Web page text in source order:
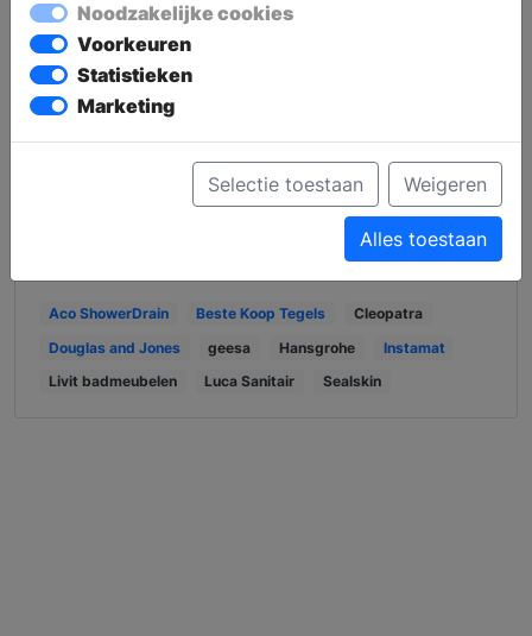
Navigeer met:
Navigeer met Google Maps
Navigeer met Kaarten
Wij verkopen de volgende merken:
Aco ShowerDrain Beste Koop Tegels
Cleopatra
Douglas and Jones
geesa Hansgrohe
Instamat
Livit badmeubelen
Luca Sanitair Sealskin
Noodzakelijke cookies
Voorkeuren
Statistieken
Marketing
Selectie toestaan Weigeren
Alles toestaan